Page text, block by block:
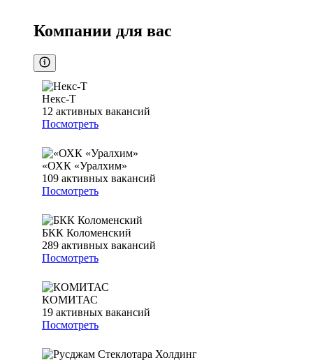
Компании для вас
Некс-Т
12 активных вакансий
Посмотреть
«ОХК «Уралхим»
109 активных вакансий
Посмотреть
БКК Коломенский
289 активных вакансий
Посмотреть
КОМИТАС
19 активных вакансий
Посмотреть